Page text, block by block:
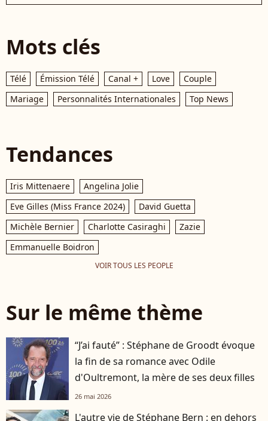
Mots clés
Télé Émission Télé Canal + Love
Couple
Mariage
Personnalités Internationales Top News
Tendances
Iris Mittenaere
Angelina Jolie
Eve Gilles (Miss France 2024)
David Guetta
Michèle Bernier
Charlotte Casiraghi
Zazie
Emmanuelle Boidron
VOIR TOUS LES PEOPLE
Sur le même thème
“J’ai fauté” : Stéphane de Groodt évoque
la fin de sa romance avec Odile
d'Oultremont, la mère de ses deux filles
26 mai 2026
L'autre vie de Stéphane Bern : en dehors